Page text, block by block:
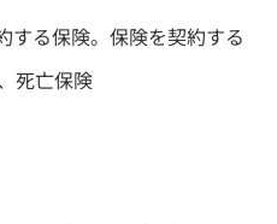
する保険。保険を契約する
死亡保険